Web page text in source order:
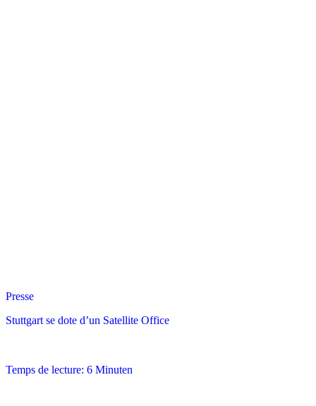
Presse
Stuttgart se dote d’un Satellite Office
Temps de lecture: 6 Minuten